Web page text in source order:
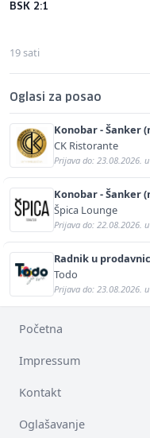
BSK 2:1
19 sati
Oglasi za posao
Konobar - Šanker
CK Ristorante
Prijava do: 23.08.2026.
Konobar - Šanker
Špica Lounge
Prijava do: 22.08.2026.
Radnik u
Todo
Prijava do: 23.08.2026.
Početna
Impressum
Kontakt
Oglašavanje